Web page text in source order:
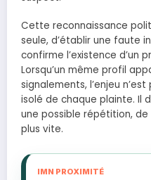
Cette reconnaissance
seule, d’établir une faute
confirme l’existence d’un
Lorsqu’un même profil
signalements, l’enjeu
isolé de chaque plainte. Il
une possible répétition, de
plus vite.
IMN PROXIMITÉ